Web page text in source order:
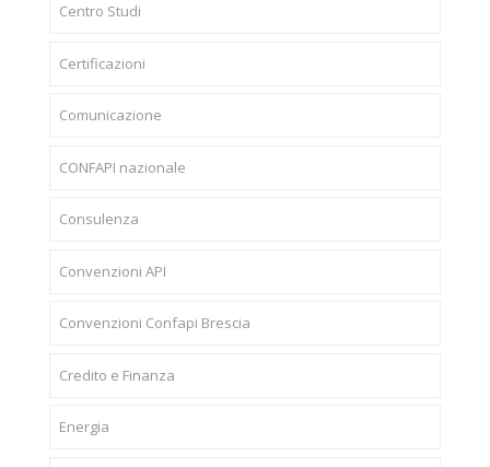
Centro Studi
Certificazioni
Comunicazione
CONFAPI nazionale
Consulenza
Convenzioni API
Convenzioni Confapi Brescia
Credito e Finanza
Energia